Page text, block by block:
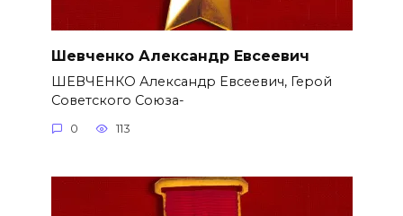
Шевченко Александр Евсеевич
ШЕВЧЕНКО Александр Евсеевич, Герой
Советского Союза-
0 113